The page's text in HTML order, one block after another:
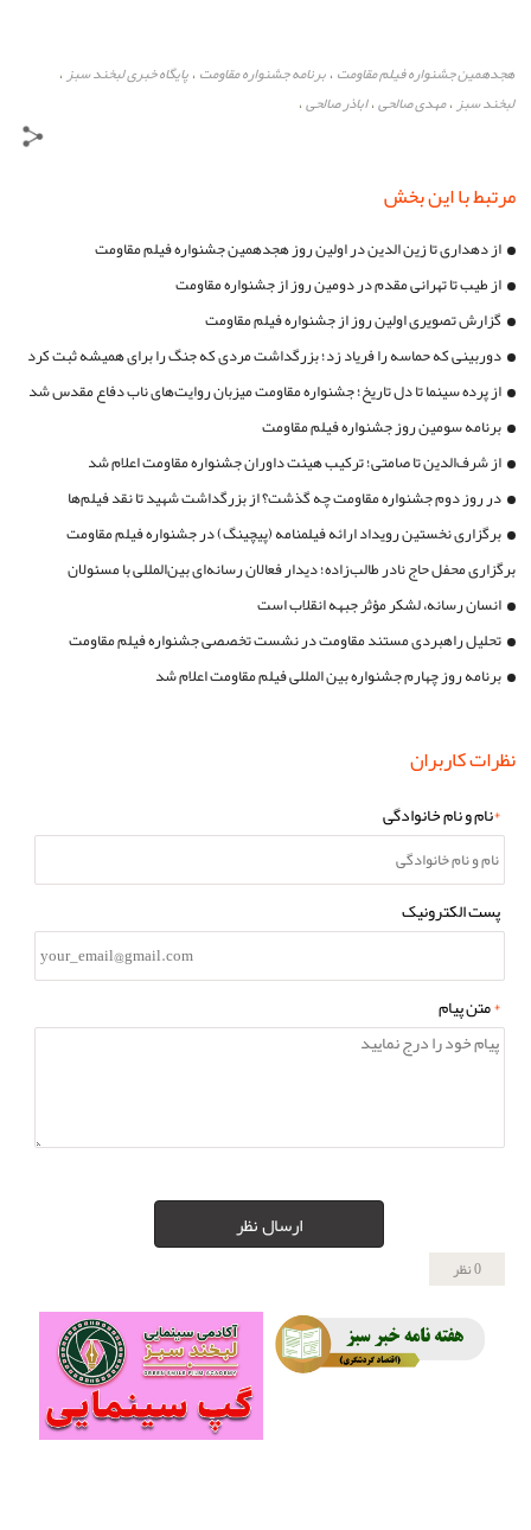
هجدهمین جشنواره فیلم مقاومت ،برنامه جشنواره مقاومت ،پایگاه خبری لبخند سبز،
لبخند سبز،مهدی صالحی،اباذر صالحی،
مرتبط با این بخش
از دهداری تا زین الدین در اولین روز هجدهمین جشنواره فیلم مقاومت
از طیب تا تهرانی مقدم در دومین روز از جشنواره مقاومت
گزارش تصویری اولین روز از جشنواره فیلم مقاومت
دوربینی که حماسه را فریاد زد؛ بزرگداشت مردی که جنگ را برای همیشه ثبت کرد
از پرده سینما تا دل تاریخ؛ جشنواره مقاومت میزبان روایت‌های ناب دفاع مقدس شد
برنامه سومین روز جشنواره فیلم مقاومت
از شرف‌الدین تا صامتی؛ ترکیب هیئت داوران جشنواره مقاومت اعلام شد
در روز دوم جشنواره مقاومت چه گذشت؟ از بزرگداشت شهید تا نقد فیلم‌ها
برگزاری نخستین رویداد ارائه فیلمنامه (پیچینگ) در جشنواره فیلم مقاومت
برگزاری محفل حاج نادر طالب‌زاده؛ دیدار فعالان رسانه‌ای بین‌المللی با مسئولان
جشنواره مقاومت
انسان رسانه، لشکر مؤثر جبهه انقلاب است
تحلیل راهبردی مستند مقاومت در نشست تخصصی جشنواره فیلم مقاومت
برنامه روز چهارم جشنواره بین المللی فیلم مقاومت اعلام شد
نظرات کاربران
*نام و نام خانوادگی
پست الکترونیک
*متن پیام
ارسال نظر
0 نظر